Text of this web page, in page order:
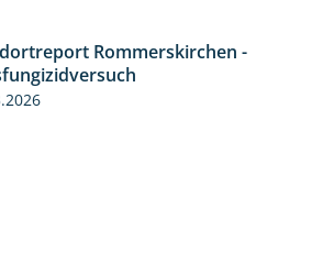
Rommerskirchen -